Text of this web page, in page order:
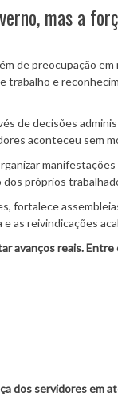
mas a
de preocupação em
trabalho e
de decisões
aconteceu sem
manifestações
próprios
fortalece
as reivindicações
avanços reais.
dos servidores em